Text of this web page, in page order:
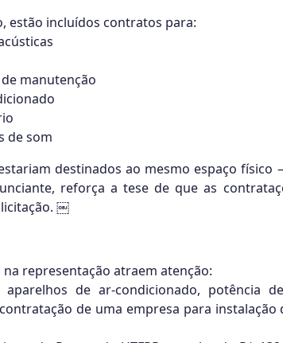
estão incluídos contratos para:
manutenção
de som
destinados ao mesmo espaço
reforça a tese de que as
￼
representação atraem atenção:
de ar-condicionado, potência
de uma empresa para